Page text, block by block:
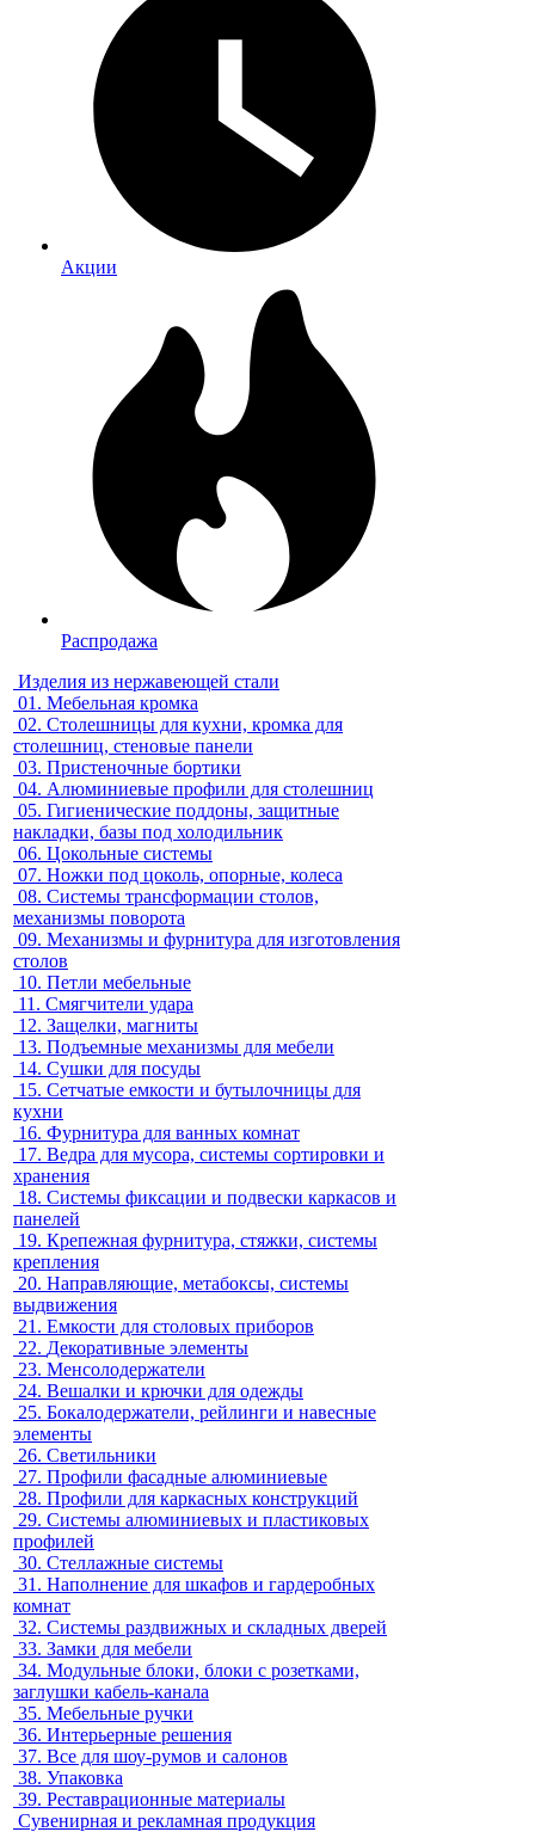
Акции
Распродажа
Изделия из нержавеющей стали
01. Мебельная кромка
02. Столешницы для кухни, кромка для
столешниц, стеновые панели
03. Пристеночные бортики
04. Алюминиевые профили для столешниц
05. Гигиенические поддоны, защитные
накладки, базы под холодильник
06. Цокольные системы
07. Ножки под цоколь, опорные, колеса
08. Системы трансформации столов,
механизмы поворота
09. Механизмы и фурнитура для изготовления
столов
10. Петли мебельные
11. Смягчители удара
12. Защелки, магниты
13. Подъемные механизмы для мебели
14. Сушки для посуды
15. Сетчатые емкости и бутылочницы для
кухни
16. Фурнитура для ванных комнат
17. Ведра для мусора, системы сортировки и
хранения
18. Системы фиксации и подвески каркасов и
панелей
19. Крепежная фурнитура, стяжки, системы
крепления
20. Направляющие, метабоксы, системы
выдвижения
21. Емкости для столовых приборов
22. Декоративные элементы
23. Менсолодержатели
24. Вешалки и крючки для одежды
25. Бокалодержатели, рейлинги и навесные
элементы
26. Светильники
27. Профили фасадные алюминиевые
28. Профили для каркасных конструкций
29. Системы алюминиевых и пластиковых
профилей
30. Стеллажные системы
31. Наполнение для шкафов и гардеробных
комнат
32. Системы раздвижных и складных дверей
33. Замки для мебели
34. Модульные блоки, блоки с розетками,
заглушки кабель-канала
35. Мебельные ручки
36. Интерьерные решения
37. Все для шоу-румов и салонов
38. Упаковка
39. Реставрационные материалы
Сувенирная и рекламная продукция